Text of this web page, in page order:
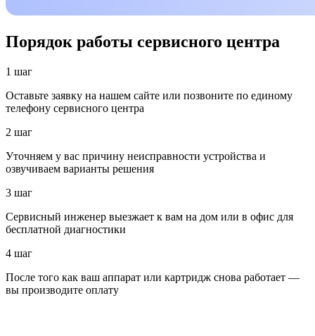
Порядок работы сервисного центра
1 шаг
Оставьте заявку на нашем сайте или позвоните по единому
телефону сервисного центра
2 шаг
Уточняем у вас причину неисправности устройства и
озвучиваем варианты решения
3 шаг
Сервисный инженер выезжает к вам на дом или в офис для
бесплатной диагностики
4 шаг
После того как ваш аппарат или картридж снова работает —
вы производите оплату